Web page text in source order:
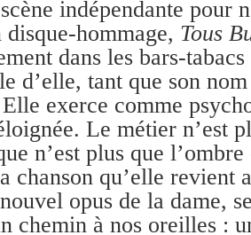
indépendante pour
hommage, Tous
dans les bars-
d’elle, tant que son nom
Elle exerce comme
Le métier n’est
n’est plus que
chanson qu’elle revient
opus de la dame,
chemin à nos oreilles :